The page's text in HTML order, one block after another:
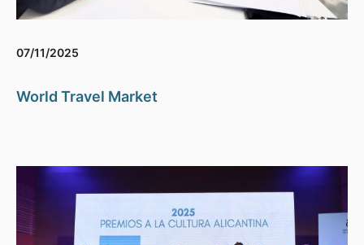
07/11/2025
World Travel Market